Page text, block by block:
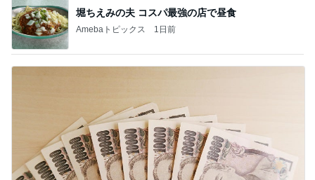
堀ちえみの夫 コスパ最強の店で昼食
Amebaトピックス 1日前